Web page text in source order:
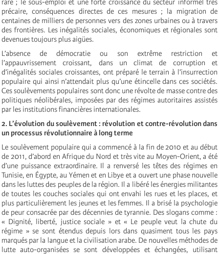
rare ; le sous-emploi et une forte croissance du secteur informel très
précaire, conséquences directes de ces mesures ; la migration de
centaines de milliers de personnes vers des zones urbaines ou à travers
des frontières. Les inégalités sociales, économiques et régionales sont
devenues toujours plus aigües.
L’absence de démocratie ou son extrême restriction et
l’appauvrissement croissant, dans un climat de corruption et
d’inégalités sociales croissantes, ont préparé le terrain à l’insurrection
populaire qui ainsi n’attendait plus qu’une étincelle dans ces sociétés.
Ces soulèvements populaires sont donc une révolte de masse contre des
politiques néolibérales, imposées par des régimes autoritaires assistés
par les institutions financières internationales.
2. L’évolution du soulèvement : révolution et contre-révolution dans
un processus révolutionnaire à long terme
Le soulèvement populaire qui a commencé à la fin de 2010 et au début
de 2011, d’abord en Afrique du Nord et très vite au Moyen-Orient, a été
d’une puissance extraordinaire. Il a renversé les têtes des régimes en
Tunisie, en Égypte, au Yémen et en Libye et a ouvert une phase nouvelle
dans les luttes des peuples de la région. Il a libéré les énergies militantes
de toutes les couches sociales qui ont envahi les rues et les places, et
plus particulièrement les jeunes et les femmes. Il a brisé la psychologie
de peur consacrée par des décennies de tyrannie. Des slogans comme :
« Dignité, liberté, justice sociale » et « Le peuple veut la chute du
régime » se sont étendus depuis lors dans quasiment tous les pays
marqués par la langue et la civilisation arabe. De nouvelles méthodes de
lutte auto-organisées se sont développées et échangées, utilisant